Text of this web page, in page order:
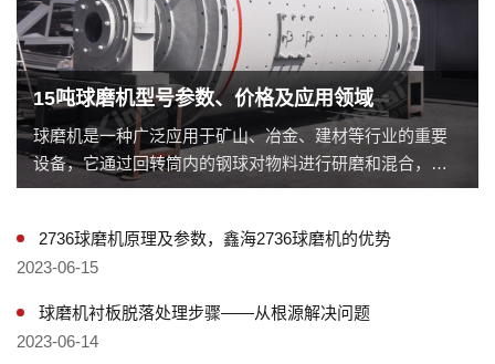
15吨球磨机型号参数、价格及应用领域
球磨机是一种广泛应用于矿山、冶金、建材等行业的重要
设备，它通过回转筒内的钢球对物料进行研磨和混合，使
物料达到所需的颗粒度和混合度。本文将重点介绍一款重
业制造中的重要性。
2736球磨机原理及参数，鑫海2736球磨机的优势
2023-06-15
球磨机衬板脱落处理步骤——从根源解决问题
2023-06-14